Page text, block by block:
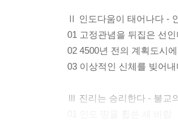
Ⅱ 인도다움이 태어나다 -
01 고정관념을 뒤집은 선인
02 4500년 전의 계획도시
03 이상적인 신체를 빚어내
Ⅲ 진리는 승리한다 - 불교